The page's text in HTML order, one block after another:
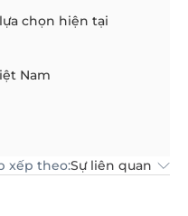
chọn hiện tại
Nam
xếp theo:Sự liên quan